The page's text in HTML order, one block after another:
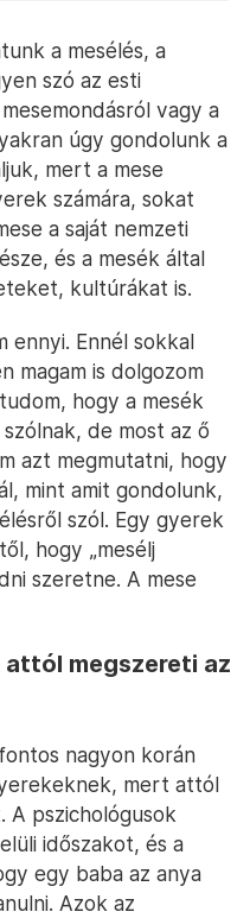
a mesélés, a
szó az esti
vagy a
úgy gondolunk a
mert a mese
számára, sokat
a saját nemzeti
és a mesék által
kultúrákat is.
ennyi. Ennél sokkal
magam is dolgozom
hogy a mesék
de most az ő
azt megmutatni, hogy
mint amit gondolunk,
szól. Egy gyerek
hogy „mesélj
szeretne. A mese
attól megszereti az
nagyon korán
mert attól
A pszichológusok
időszakot, és a
egy baba az anya
Azok az